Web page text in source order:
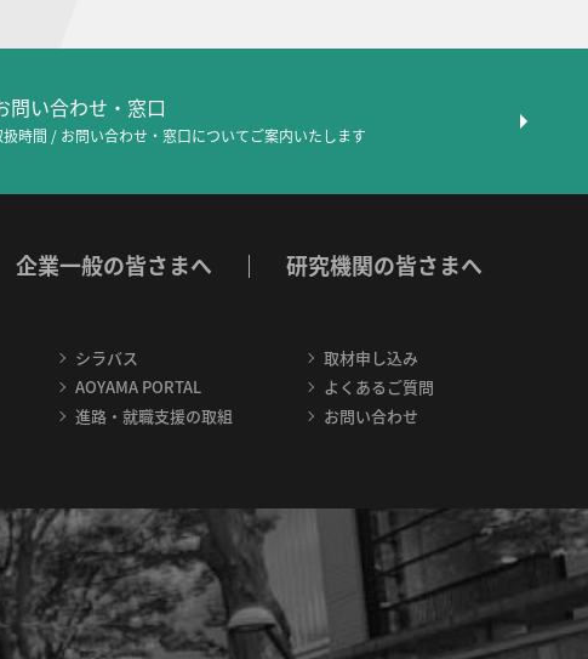
問い合わせ・窓口
時間 / お問い合わせ・窓口についてご案内いたします
企業一般の皆さまへ 研究機関の皆さまへ
シラバス
AOYAMA PORTAL
進路・就職支援の取組
取材申し込み
よくあるご質問
お問い合わせ